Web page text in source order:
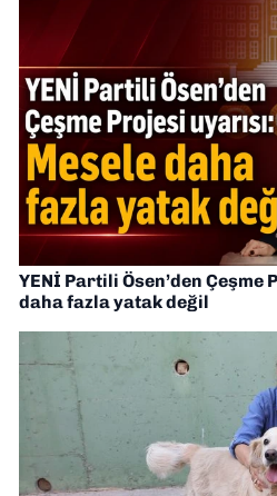
YENİ Partili Ösen’den Çeşme
daha fazla yatak değil